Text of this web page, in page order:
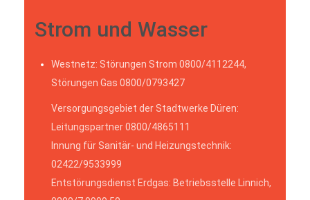
Strom und Wasser
Westnetz: Störungen Strom 0800/4112244,
Störungen Gas 0800/0793427
Versorgungsgebiet der Stadtwerke Düren:
Leitungspartner 0800/4865111
Innung für Sanitär- und Heizungstechnik:
02422/9533999
Entstörungsdienst Erdgas: Betriebsstelle Linnich,